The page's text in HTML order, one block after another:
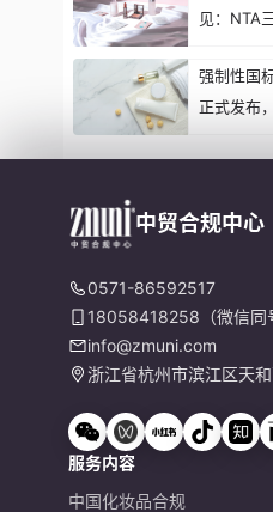
见：NTA
强制性国
正式发布
中贸合规中心
0571-86592517
18058418258（微信同
info@zmuni.com
浙江省杭州市滨江区天
服务内容
中国化妆品合规